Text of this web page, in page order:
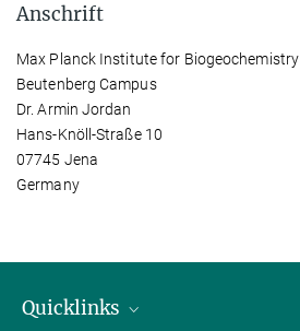
Anschrift
Max Planck Institute for Biogeochemistry
Beutenberg Campus
Dr. Armin Jordan
Hans-Knöll-Straße 10
07745 Jena
Germany
Quicklinks